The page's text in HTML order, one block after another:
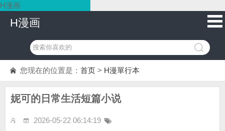
H漫画
H漫画
您现在的位置是： 首页 > H漫單行本
妮可的日常生活短篇小说
2026-05-22 06:14:19